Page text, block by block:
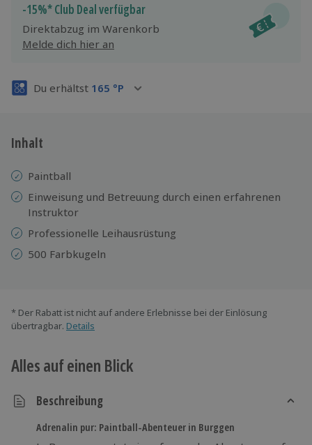
Jeder Gutschein für alle Erlebnisse einlösbar.
Maximale Sicherheit
3 Jahre gültig & verlängerbar.
-15%* Club Deal verfügbar
Direktabzug im Warenkorb
Melde dich hier an
Du erhältst 165 °P
Inhalt
Paintball
Einweisung und Betreuung durch einen erfahrenen
Instruktor
Professionelle Leihausrüstung
500 Farbkugeln
* Der Rabatt ist nicht auf andere Erlebnisse bei der Einlösung
übertragbar. Details
Alles auf einen Blick
Beschreibung
Adrenalin pur: Paintball-Abenteuer in Burggen